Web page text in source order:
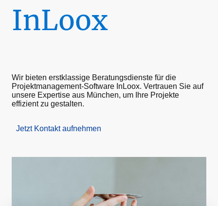
InLoox
Wir bieten erstklassige Beratungsdienste für die
Projektmanagement-Software InLoox. Vertrauen Sie auf
unsere Expertise aus München, um Ihre Projekte
effizient zu gestalten.
Jetzt Kontakt aufnehmen